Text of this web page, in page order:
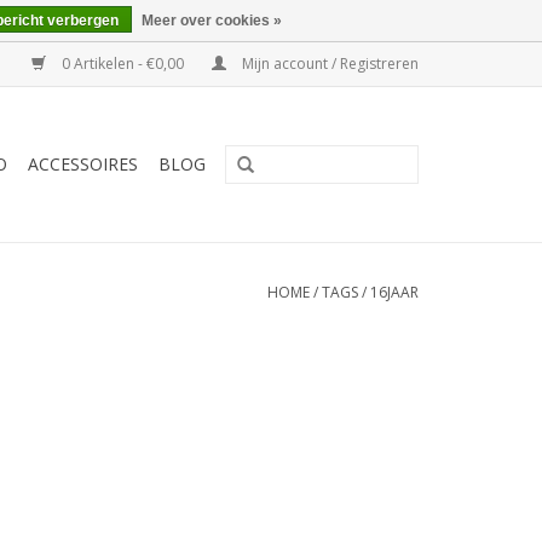
0 Artikelen - €0,00 Mijn account / Registreren
ACCESSOIRES BLOG
HOME/TAGS/ 16JAAR
verbergen Meer over cookies »